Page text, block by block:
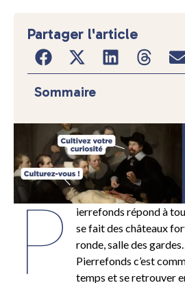
P
ierrefonds répond à
se fait des châteaux
ronde, salle des
Pierrefonds c’est
temps et se retrouver
Partager l'article
Sommaire